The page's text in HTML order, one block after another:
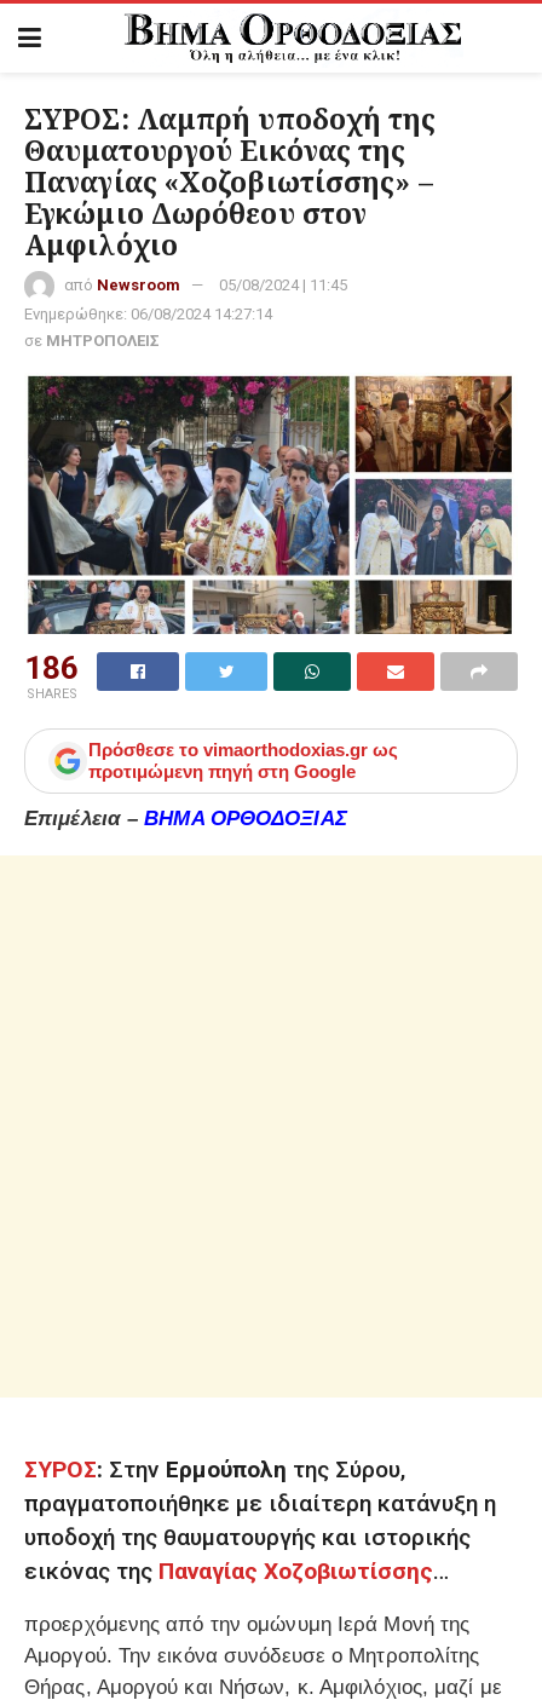
ΣΥΡΟΣ: Λαμπρή υποδοχή της
Θαυματουργού Εικόνας της
Παναγίας «Χοζοβιωτίσσης» –
Εγκώμιο Δωρόθεου στον
Αμφιλόχιο
από Newsroom
05/08/2024 | 11:45
Ενημερώθηκε: 06/08/2024 14:27:14
σε ΜΗΤΡΟΠΟΛΕΙΣ
186
SHARES
Πρόσθεσε το vimaorthodoxias.gr ως
προτιμώμενη πηγή στη Google
Επιμέλεια –ΒΗΜΑ ΟΡΘΟΔΟΞΙΑΣ
ΣΥΡΟΣ: Στην Ερμούπολη της Σύρου,
πραγματοποιήθηκε με ιδιαίτερη κατάνυξη η
υποδοχή της θαυματουργής και ιστορικής
εικόνας της Παναγίας Χοζοβιωτίσσης…
προερχόμενης από την ομώνυμη Ιερά Μονή της
Αμοργού. Την εικόνα συνόδευσε ο Μητροπολίτης
Θήρας, Αμοργού και Νήσων, κ. Αμφιλόχιος, μαζί με